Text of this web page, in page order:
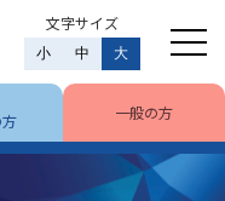
文字サイズ
小 中 大
一般の方